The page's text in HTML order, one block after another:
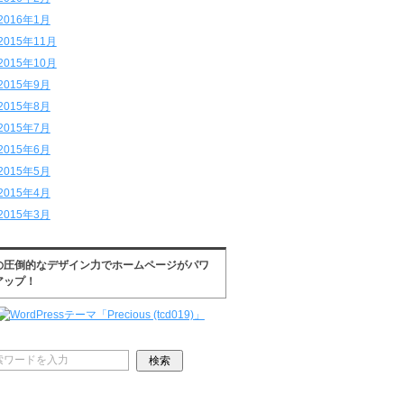
年1月
年11月
年10月
年9月
年8月
年7月
年6月
年5月
年4月
年3月
圧倒的なデザイン力でホームページがパワ
プ！